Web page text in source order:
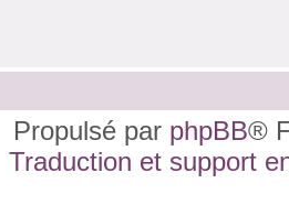
Propulsé par phpBB®
Traduction et support